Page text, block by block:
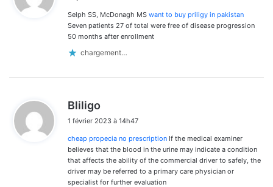
:
Selph SS, McDonagh MS want to buy priligy in pakistan
Seven patients 27 of total were free of disease progression
50 months after enrollment
chargement…
Bliligo
t
:
1 février 2023 à 14h47
cheap propecia no prescription If the medical examiner
believes that the blood in the urine may indicate a condition
that affects the ability of the commercial driver to safely, the
driver may be referred to a primary care physician or
specialist for further evaluation